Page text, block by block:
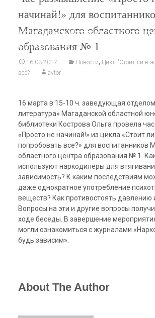
Магаданская областная юношеская
Новости>Час-размышление «Просто не
воспитанников Магаданского областного
образования № 1
начинай!» для
Магаданского областного
образования № 1
16.03.2017 Новости, Цикл "Стоит ли в
всё?
avtor
16 марта в 15-10 ч. заведующая
литература» Магаданской областной
библиотеки Кострова Ольга провела
«Просто не начинай!» из цикла «Стоит
попробовать все?» для воспитанников
областного центра образования № 1.
используют наркодилеры для
зависимость? К каким последствиям
даже однократное употребление
веществ? Как противостоять давлению
Вопросы на эти и другие вопросы
ходе беседы. В завершение
могли ознакомиться с журналами
будь зависим».
About The Author